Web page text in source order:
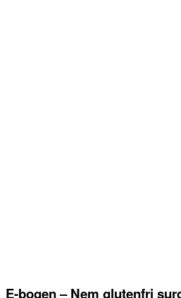
E-bogen – Nem glutenfri